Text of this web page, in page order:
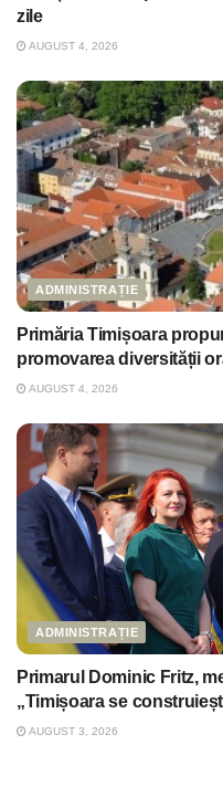
zile
AUGUST 4, 2026
ADMINISTRAȚIE
Primăria Timișoara
promovarea diversității
AUGUST 4, 2026
ADMINISTRAȚIE
Primarul Dominic Fritz,
„Timișoara se
AUGUST 3, 2026